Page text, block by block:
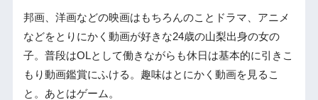
邦画、洋画などの映画はもちろんのことドラマ、アニメ
などをとりにかく動画が好きな24歳の山梨出身の女の
子。普段はOLとして働きながらも休日は基本的に引きこ
もり動画鑑賞にふける。趣味はとにかく動画を見るこ
と。あとはゲーム。